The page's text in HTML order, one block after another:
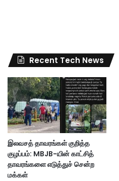
Recent Tech News
இலவசத் தாவரங்கள் குறித்த
குழப்பம்: MBJB-யின் காட்சித்
தாவரங்களை எடுத்துச் சென்ற
மக்கள்